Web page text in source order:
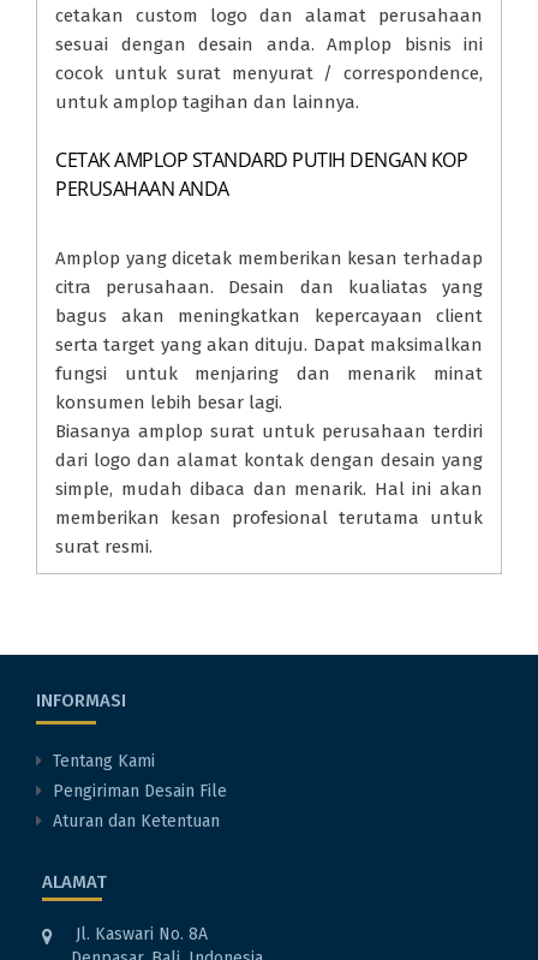
cetakan custom logo dan alamat perusahaan
sesuai dengan desain anda. Amplop bisnis ini
cocok untuk surat menyurat / correspondence,
untuk amplop tagihan dan lainnya.
CETAK AMPLOP STANDARD PUTIH DENGAN KOP
PERUSAHAAN ANDA
Amplop yang dicetak memberikan kesan terhadap
citra perusahaan. Desain dan kualiatas yang
bagus akan meningkatkan kepercayaan client
serta target yang akan dituju. Dapat maksimalkan
fungsi untuk menjaring dan menarik minat
konsumen lebih besar lagi.
Biasanya amplop surat untuk perusahaan terdiri
dari logo dan alamat kontak dengan desain yang
simple, mudah dibaca dan menarik. Hal ini akan
memberikan kesan profesional terutama untuk
surat resmi.
INFORMASI
Tentang Kami
Pengiriman Desain File
Aturan dan Ketentuan
ALAMAT
Jl. Kaswari No. 8A